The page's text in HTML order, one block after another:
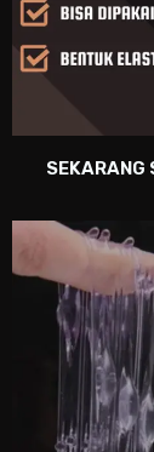
SEKARANG